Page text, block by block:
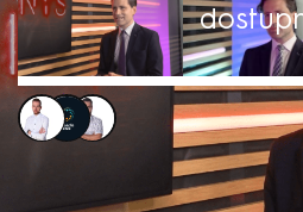
Filip Kalčák,Komerční
29. lis 2024, 13:49
Americký investor